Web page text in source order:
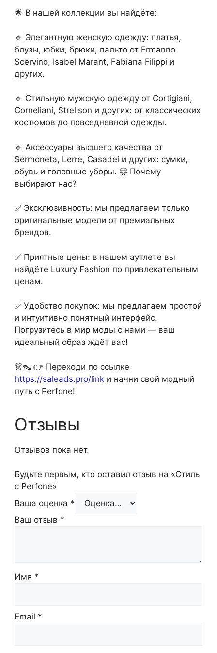
🌟 В нашей коллекции вы найдёте:
🔹 Элегантную женскую одежду: платья,
блузы, юбки, брюки, пальто от Ermanno
Scervino, Isabel Marant, Fabiana Filippi и
других.
🔹 Стильную мужскую одежду от Cortigiani,
Corneliani, Strellson и других: от классических
костюмов до повседневной одежды.
🔹 Аксессуары высшего качества от
Sermoneta, Lerre, Casadei и других: сумки,
обувь и головные уборы. 🤗 Почему
выбирают нас?
✅ Эксклюзивность: мы предлагаем только
оригинальные модели от премиальных
брендов.
✅ Приятные цены: в нашем аутлете вы
найдёте Luxury Fashion по привлекательным
ценам.
✅ Удобство покупок: мы предлагаем простой
и интуитивно понятный интерфейс.
Погрузитесь в мир моды с нами — ваш
идеальный образ ждёт вас!
👗👠 👉 Переходи по ссылке
https://saleads.pro/link и начни свой модный
путь с Perfone!
Отзывы
Отзывов пока нет.
Будьте первым, кто оставил отзыв на «Стиль
с Perfone»
Ваша оценка *
Ваш отзыв *
Имя *
Email *